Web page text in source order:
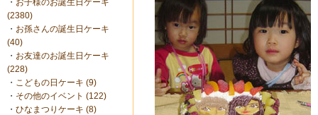
・ お子様のお誕生日ケーキ
(2380)
・ お孫さんの誕生日ケーキ
(40)
・ お友達のお誕生日ケーキ
(228)
・ こどもの日ケーキ (9)
・ その他のイベント (122)
・ ひなまつりケーキ (8)